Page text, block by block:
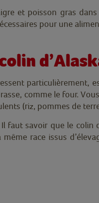
et poisson gras
pour une
particulièrement,
comme le four.
(riz, pommes de
faut savoir que le
race issus